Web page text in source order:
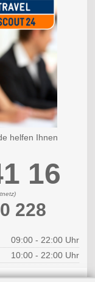
helfen Ihnen
16
228
09:00 - 22:00 Uhr
10:00 - 22:00 Uhr